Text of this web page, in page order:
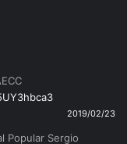
2019/02/23
Popular Sergio